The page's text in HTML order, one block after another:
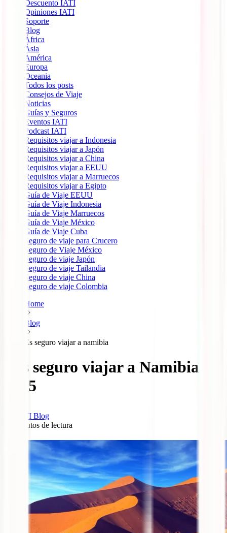
Descuento IATI
Opiniones IATI
Soporte
Blog
África
Ásia
América
Europa
Oceania
Todos los posts
Consejos de Viaje
Noticias
Guías y Seguros
Eventos IATI
Podcast IATI
Requisitos viajar a Indonesia
Requisitos viajar a Japón
Requisitos viajar a China
Requisitos viajar a EEUU
Requisitos viajar a Marruecos
Requisitos viajar a Egipto
Guía de Viaje EEUU
Guía de Viaje Indonesia
Guía de Viaje Marruecos
Guía de Viaje México
Guía de Viaje Cuba
Seguro de viaje para Crucero
Seguro de Viaje México
Seguro de viaje Japón
Seguro de viaje Tailandia
Seguro de viaje China
Seguro de viaje Colombia
Home
Blog
Es seguro viajar a namibia
¿Es seguro viajar a Namibia?
2025
IATI Blog
minutos de lectura